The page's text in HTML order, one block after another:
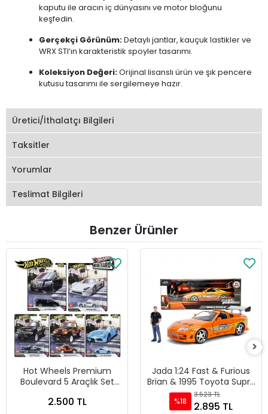
kaputu ile aracın iç dünyasını ve motor bloğunu
keşfedin.
Gerçekçi Görünüm:Detaylı jantlar, kauçuk lastikler ve
WRX STI’ın karakteristik spoyler tasarımı.
Koleksiyon Değeri:Orijinal lisanslı ürün ve şık pencere
kutusu tasarımı ile sergilemeye hazır.
Üretici/İthalatçı Bilgileri
Taksitler
Yorumlar
Teslimat Bilgileri
Benzer Ürünler
Hot Wheels Premium
Boulevard 5 Araçlık Set
2.500 TL
Jada 1:24 Fast & Furious
Brian & 1995 Toyota Supra
Diecast Model Araba -
30738
%18
3.523 TL
2.895 TL